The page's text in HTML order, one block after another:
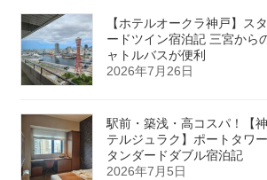
【ホテルオークラ神戸】ス
ードツイン宿泊記 三宮から
ャトルバスが便利
2026年7月26日
駅前・築浅・高コスパ！【
テルジュラク】ポートタワ
タンダードダブル宿泊記
2026年7月5日